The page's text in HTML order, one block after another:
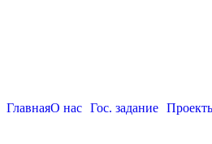
ГлавнаяО нас Гос. задание